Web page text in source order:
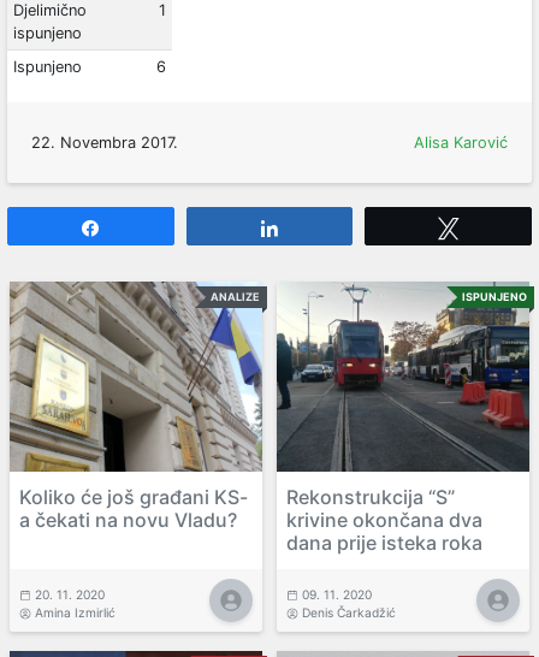
Djelimično
ispunjeno
1
Ispunjeno 6
22. Novembra 2017. Alisa Karović
ANALIZE
Koliko će još građani KS-
a čekati na novu Vladu?
20. 11. 2020
Amina Izmirlić
ISPUNJENO
Rekonstrukcija “S”
krivine okončana dva
dana prije isteka roka
09. 11. 2020
Denis Čarkadžić